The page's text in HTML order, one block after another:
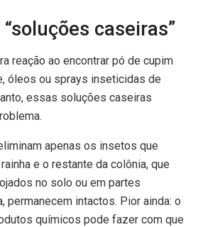
caseiras”
reação ao encontrar pó de cupim
óleos ou sprays inseticidas de
essas soluções caseiras
apenas os insetos que
e o restante da colônia, que
no solo ou em partes
permanecem intactos. Pior ainda: o
químicos pode fazer com que